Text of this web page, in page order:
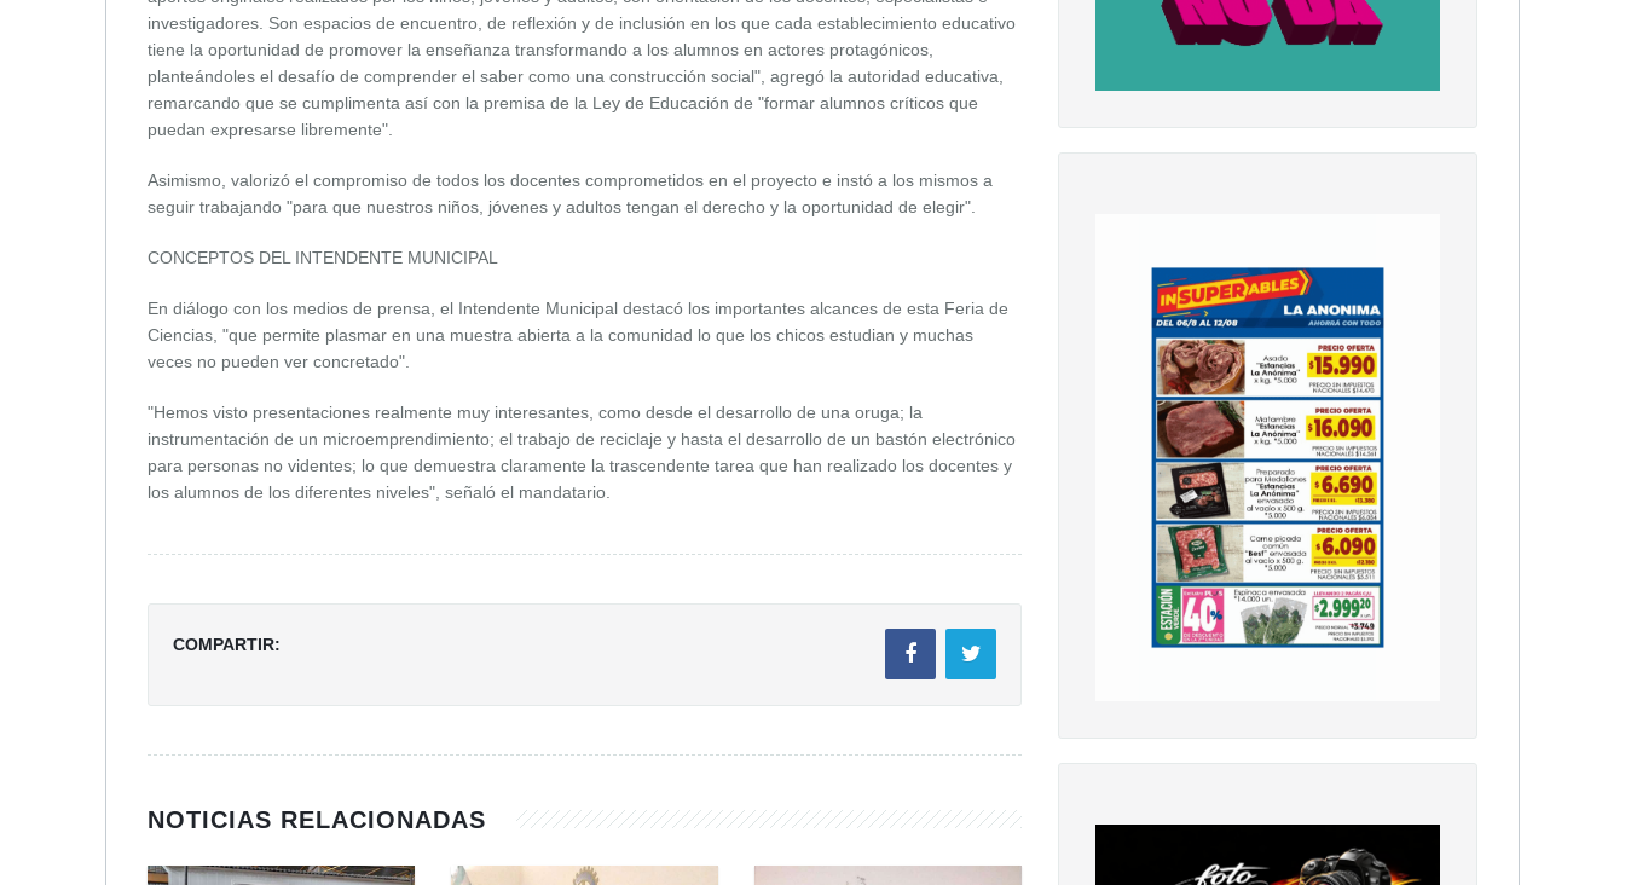
investigadores. Son espacios de encuentro, de reflexión y de inclusión en los que cada establecimiento educativo
tiene la oportunidad de promover la enseñanza transformando a los alumnos en actores protagónicos,
planteándoles el desafío de comprender el saber como una construcción social", agregó la autoridad educativa,
remarcando que se cumplimenta así con la premisa de la Ley de Educación de "formar alumnos críticos que
puedan expresarse libremente".
Asimismo, valorizó el compromiso de todos los docentes comprometidos en el proyecto e instó a los mismos a
seguir trabajando "para que nuestros niños, jóvenes y adultos tengan el derecho y la oportunidad de elegir".
CONCEPTOS DEL INTENDENTE MUNICIPAL
En diálogo con los medios de prensa, el Intendente Municipal destacó los importantes alcances de esta Feria de
Ciencias, "que permite plasmar en una muestra abierta a la comunidad lo que los chicos estudian y muchas
veces no pueden ver concretado".
"Hemos visto presentaciones realmente muy interesantes, como desde el desarrollo de una oruga; la
instrumentación de un microemprendimiento; el trabajo de reciclaje y hasta el desarrollo de un bastón electrónico
para personas no videntes; lo que demuestra claramente la trascendente tarea que han realizado los docentes y
los alumnos de los diferentes niveles", señaló el mandatario.
COMPARTIR:
NOTICIAS RELACIONADAS